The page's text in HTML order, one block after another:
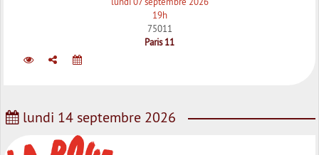
19h
75011
Paris 11
lundi 14 septembre 2026